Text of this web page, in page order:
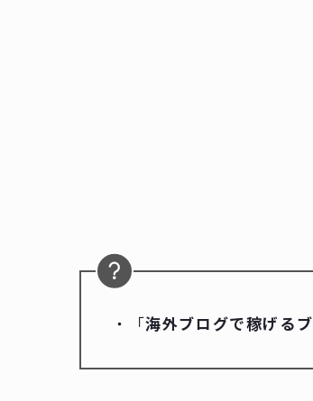
・「海外ブログで稼げる